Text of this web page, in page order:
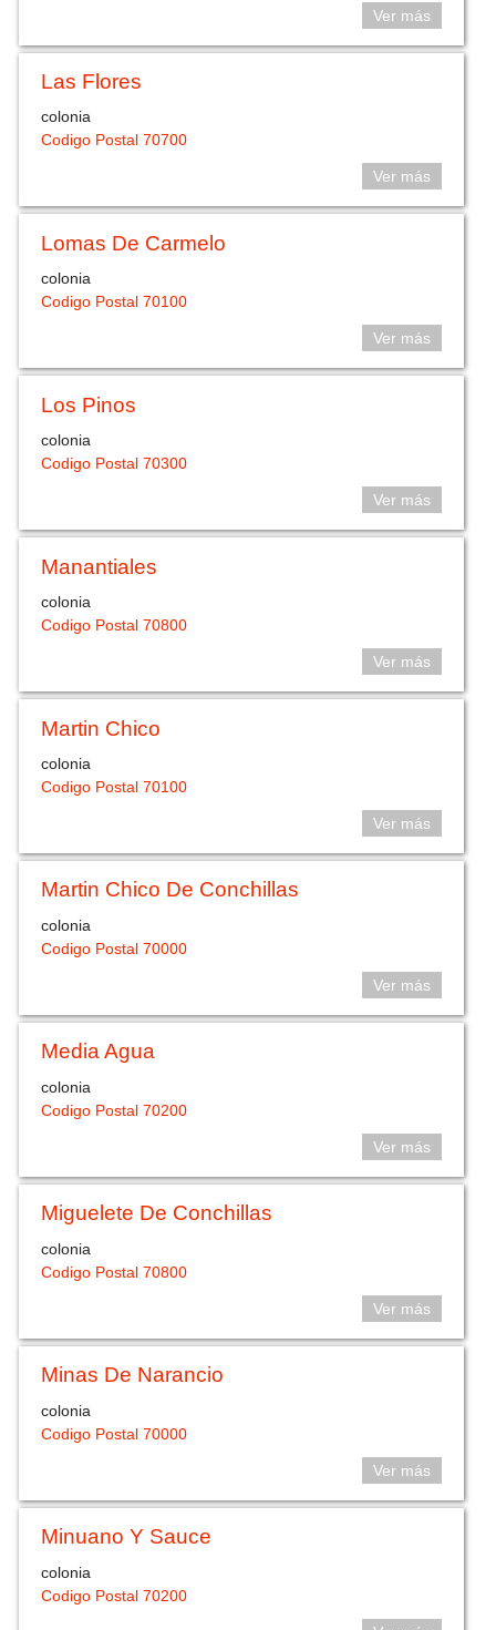
Ver más
Las Flores
colonia
Codigo Postal 70700
Ver más
Lomas De Carmelo
colonia
Codigo Postal 70100
Ver más
Los Pinos
colonia
Codigo Postal 70300
Ver más
Manantiales
colonia
Codigo Postal 70800
Ver más
Martin Chico
colonia
Codigo Postal 70100
Ver más
Martin Chico De Conchillas
colonia
Codigo Postal 70000
Ver más
Media Agua
colonia
Codigo Postal 70200
Ver más
Miguelete De Conchillas
colonia
Codigo Postal 70800
Ver más
Minas De Narancio
colonia
Codigo Postal 70000
Ver más
Minuano Y Sauce
colonia
Codigo Postal 70200